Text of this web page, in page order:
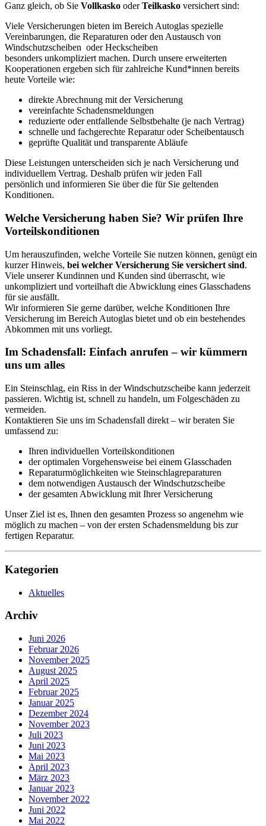
Ganz gleich, ob Sie Vollkasko oderTeilkasko versichert sind:
Viele Versicherungen bieten im Bereich Autoglas spezielle
Vereinbarungen, die Reparaturen oder den Austausch von
Windschutzscheiben oder Heckscheiben
besonders unkompliziert machen. Durch unsere erweiterten
Kooperationen ergeben sich für zahlreiche Kund*innen bereits
heute Vorteile wie:
direkte Abrechnung mit der Versicherung
vereinfachte Schadensmeldungen
reduzierte oder entfallende Selbstbehalte (je nach Vertrag)
schnelle und fachgerechte Reparatur oder Scheibentausch
geprüfte Qualität und transparente Abläufe
Diese Leistungen unterscheiden sich je nach Versicherung und
individuellem Vertrag. Deshalb prüfen wir jeden Fall
persönlich und informieren Sie über die für Sie geltenden
Konditionen.
Welche Versicherung haben Sie? Wir prüfen Ihre
Vorteilskonditionen
Um herauszufinden, welche Vorteile Sie nutzen können, genügt ein
kurzer Hinweis, bei welcher Versicherung Sie versichert sind.
Viele unserer Kundinnen und Kunden sind überrascht, wie
unkompliziert und vorteilhaft die Abwicklung eines Glasschadens
für sie ausfällt.
Wir informieren Sie gerne darüber, welche Konditionen Ihre
Versicherung im Bereich Autoglas bietet und ob ein bestehendes
Abkommen mit uns vorliegt.
Im Schadensfall: Einfach anrufen – wir kümmern
uns um alles
Ein Steinschlag, ein Riss in der Windschutzscheibe kann jederzeit
passieren. Wichtig ist, schnell zu handeln, um Folgeschäden zu
vermeiden.
Kontaktieren Sie uns im Schadensfall direkt – wir beraten Sie
umfassend zu:
Ihren individuellen Vorteilskonditionen
der optimalen Vorgehensweise bei einem Glasschaden
Reparaturmöglichkeiten wie Steinschlagreparaturen
dem notwendigen Austausch der Windschutzscheibe
der gesamten Abwicklung mit Ihrer Versicherung
Unser Ziel ist es, Ihnen den gesamten Prozess so angenehm wie
möglich zu machen – von der ersten Schadensmeldung bis zur
fertigen Reparatur.
Kategorien
Aktuelles
Archiv
Juni 2026
Februar 2026
November 2025
August 2025
April 2025
Februar 2025
Januar 2025
Dezember 2024
November 2023
Juli 2023
Juni 2023
Mai 2023
April 2023
März 2023
Januar 2023
November 2022
Juni 2022
Mai 2022